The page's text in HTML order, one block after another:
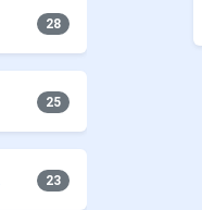
28
25
23